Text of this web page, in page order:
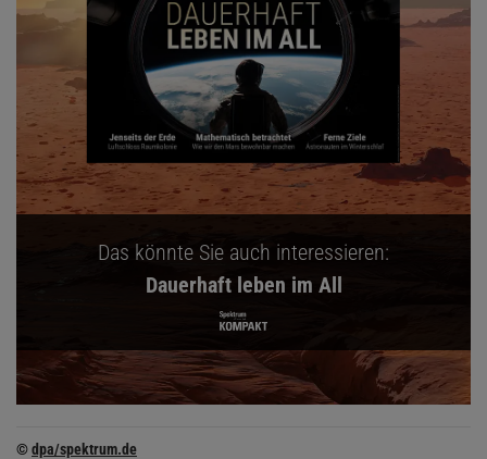
Das könnte Sie auch interessieren:
Dauerhaft leben im All
©dpa/spektrum.de